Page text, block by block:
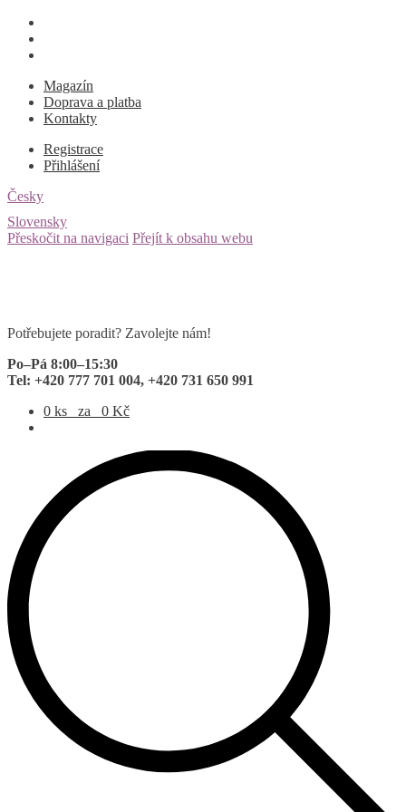
Magazín
Doprava a platba
Kontakty
Registrace
Přihlášení
Česky
Slovensky
Přeskočit na navigaci Přejít k obsahu webu
Tel: +420 777 701 004, +420 731 650 991
0 ks za0Kč